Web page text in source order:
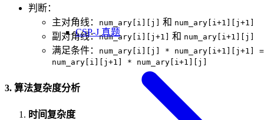
CSP-J 真题
判断：
主对角线：
num_ary[i][j] 和 num_ary[i+1][j+1]
副对角线：num_ary[i][j+1] 和 num_ary[i+1][j]
满足条件：
num_ary[i][j] * num_ary[i+1][j+1]
num_ary[i][j+1] * num_ary[i+1][j]
3. 算法复杂度分析
时间复杂度